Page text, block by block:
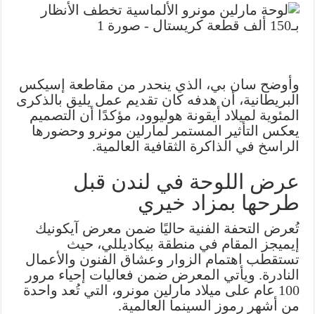
وأوضح سان بي، الذي ينحدر من مقاطعة إسيكس
البريطانية، أن هدفه كان تقديم عمل يليق بالذكرى
المئوية لميلاد أيقونة هوليوود، مؤكدًا أن التصميم
يعكس التأثير المستمر لمارلين مونرو وحضورها
الراسخ في الذاكرة الثقافية العالمية.
عرض اللوحة في لندن قبل
طرحها بمزاد خيري
تُعرض التحفة الفنية حاليًا ضمن معرض آيكونيك
إيميجز المقام في منطقة بيكاديللي، حيث
تستقطب اهتمام الزوار وعشاق الفنون والأعمال
النادرة. ويأتي المعرض ضمن فعاليات إحياء مرور
100 عام على ميلاد مارلين مونرو، التي تُعد واحدة
من أشهر رموز السينما العالمية.